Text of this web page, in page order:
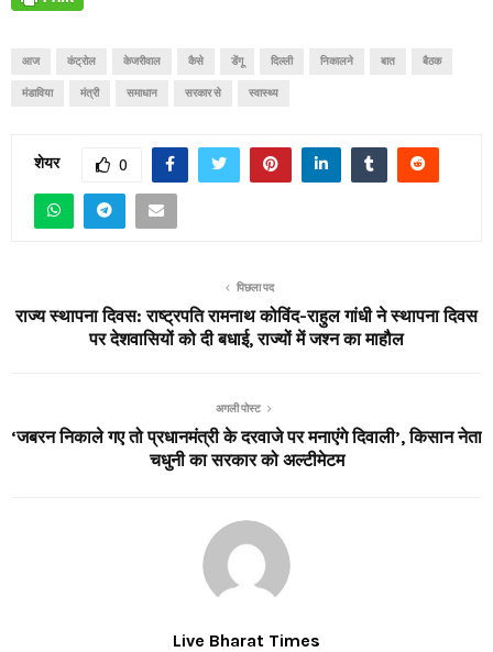
आज कंट्रोल केजरीवाल कैसे डेंगू दिल्ली निकालने बात बैठक
मंडाविया मंत्री समाधान सरकार से स्वास्थ्य
शेयर 0
पिछला पद
राज्य स्थापना दिवस: राष्ट्रपति रामनाथ कोविंद-राहुल गांधी ने स्थापना दिवस
पर देशवासियों को दी बधाई, राज्यों में जश्न का माहौल
अगली पोस्ट
‘जबरन निकाले गए तो प्रधानमंत्री के दरवाजे पर मनाएंगे दिवाली’, किसान नेता
चधुनी का सरकार को अल्टीमेटम
Live Bharat Times